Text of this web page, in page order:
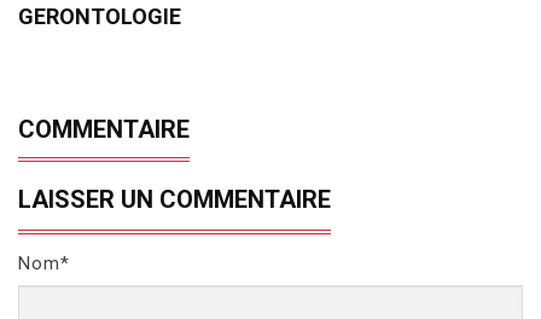
GERONTOLOGIE
COMMENTAIRE
LAISSER UN COMMENTAIRE
Nom*